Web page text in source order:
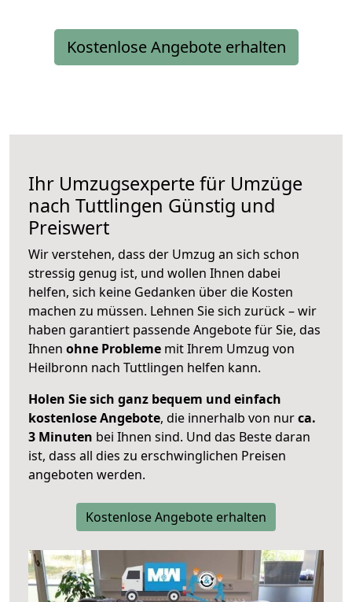
Kostenlose Angebote erhalten
Ihr Umzugsexperte für Umzüge
nach Tuttlingen Günstig und
Preiswert
Wir verstehen, dass der Umzug an sich schon
stressig genug ist, und wollen Ihnen dabei
helfen, sich keine Gedanken über die Kosten
machen zu müssen. Lehnen Sie sich zurück – wir
haben garantiert passende Angebote für Sie, das
Ihnen ohne Probleme mit Ihrem Umzug von
Heilbronn nach Tuttlingen helfen kann.
Holen Sie sich ganz bequem und einfach
kostenlose Angebote, die innerhalb von nurca.
3 Minuten bei Ihnen sind. Und das Beste daran
ist, dass all dies zu erschwinglichen Preisen
angeboten werden.
Kostenlose Angebote erhalten